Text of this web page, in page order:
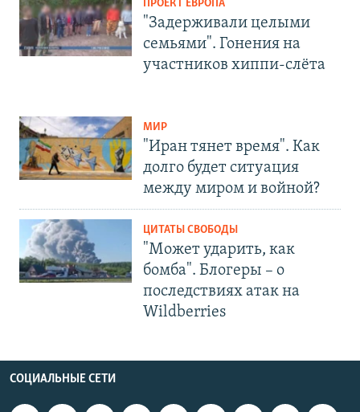
ПРОЕКТ ЕВРОПА
"Задерживали целыми
семьями". Гонения на
участников хиппи-слёта
МИР
"Иран тянет время". Как
долго будет ситуация
между миром и войной?
ЦИТАТЫ СВОБОДЫ
"Может ударить, как
бомба". Блогеры – о
последствиях атак на
Wildberries
СОЦИАЛЬНЫЕ СЕТИ